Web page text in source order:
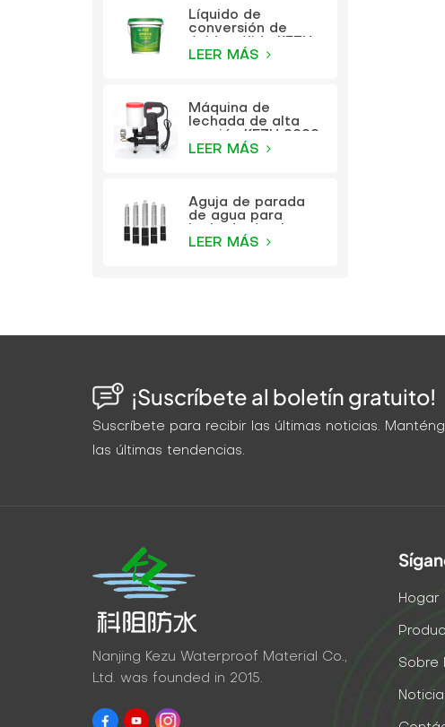
Líquido de
conversión de
(imprimación
LEER MÁS
Máquina de
lechada de alta
LEER MÁS
Aguja de parada
de agua para
presión KEZU
LEER MÁS
¡Suscríbete al boletín gratuito!
Suscríbete para recibir las últimas noticias.
las últimas tendencias.
Nanjing Kezu Waterproof Material Co.,
Ltd. was founded in 2015.
Hogar
Sobre